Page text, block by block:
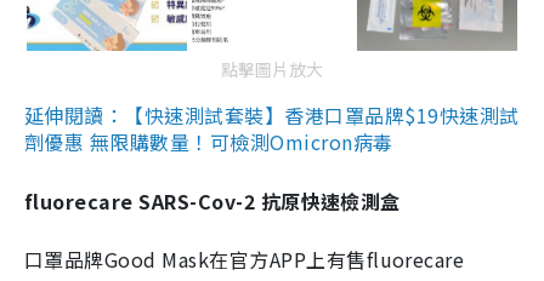
點擊圖片放大
延伸閱讀：【快速測試套裝】香港口罩品牌$19快速測試
劑優惠 無限購數量！可檢測Omicron病毒
fluorecare SARS-Cov-2 抗原快速檢測盒
口罩品牌Good Mask在官方APP上有售fluorecare